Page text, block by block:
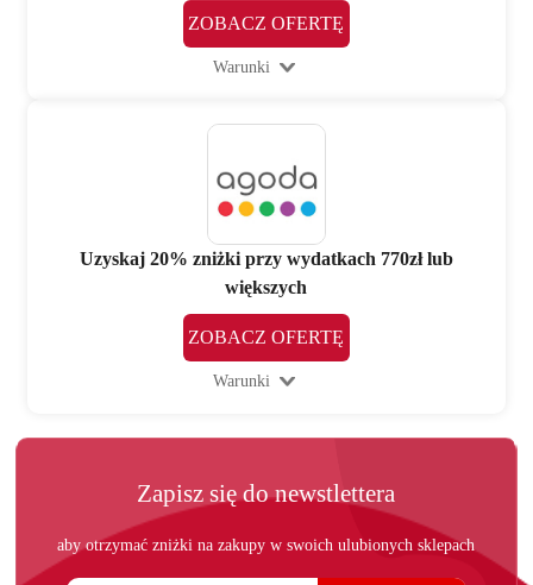
ZOBACZ OFERTĘ
Warunki
Uzyskaj 20% zniżki przy wydatkach 770zł lub
większych
ZOBACZ OFERTĘ
Warunki
Zapisz się do newstlettera
aby otrzymać zniżki na zakupy w swoich ulubionych sklepach